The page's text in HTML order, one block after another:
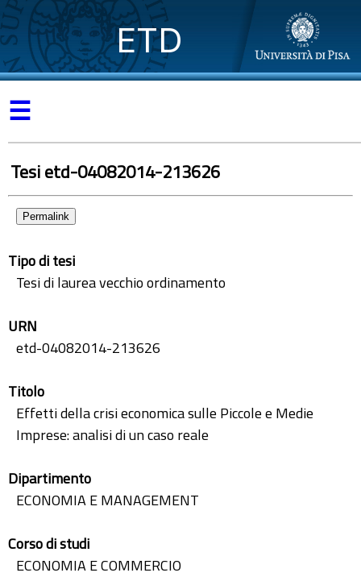
ETD
☰
Tesi etd-04082014-213626
Permalink
Tipo di tesi
Tesi di laurea vecchio ordinamento
URN
etd-04082014-213626
Titolo
Effetti della crisi economica sulle Piccole e Medie
Imprese: analisi di un caso reale
Dipartimento
ECONOMIA E MANAGEMENT
Corso di studi
ECONOMIA E COMMERCIO